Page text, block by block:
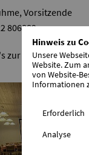
Vorsitzende
806889
zur Preisliste für
Hinweis zu
Unsere
Website. Zum
von Website-
Informationen
Erforderlich
Analyse